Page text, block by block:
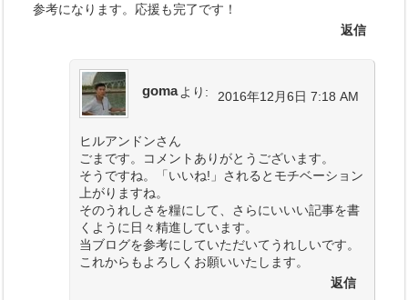
参考になります。応援も完了です！
返信
goma より: 2016年12月6日 7:18 AM
ヒルアンドンさん
ごまです。コメントありがとうございます。
そうですね。「いいね!」されるとモチベーション
上がりますね。
そのうれしさを糧にして、さらにいいい記事を書
くように日々精進しています。
当ブログを参考にしていただいてうれしいです。
これからもよろしくお願いいたします。
返信